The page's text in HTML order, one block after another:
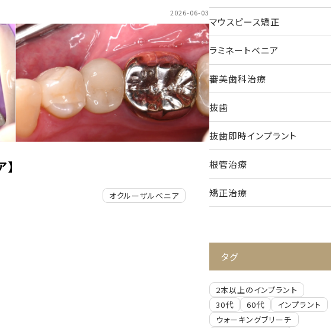
2026-06-03
オクルーザルべニア
マウスピース矯正
ラミネートベニア
審美歯科治療
抜歯
抜歯即時インプラント
根管治療
矯正治療
タグ
2本以上のインプラント
30代
60代
インプラント
ウォーキングブリーチ